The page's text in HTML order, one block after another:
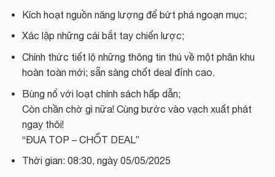
Kích hoạt nguồn năng lượng để bứt phá ngoạn mục;
Xác lập những cái bắt tay chiến lược;
Chính thức tiết lộ những thông tin thú về một phân khu
hoàn toàn mới; sẵn sàng chốt deal đỉnh cao.
Bùng nổ với loạt chính sách hấp dẫn;
Còn chần chờ gì nữa! Cùng bước vào vạch xuất phát
ngay thôi!
“ĐUA TOP – CHỐT DEAL”
Thời gian: 08:30, ngày 05/05/2025